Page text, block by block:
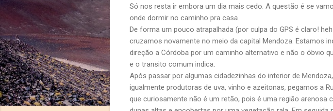
Só nos resta ir embora um dia mais cedo. A questão é se
onde dormir no caminho pra casa.
De forma um pouco atrapalhada (por culpa do GPS é claro!
cruzamos novamente no meio da capital Mendoza. Estamos
direção a Córdoba por um caminho alternativo e não o óbvio
e o transito comum indica.
Após passar por algumas cidadezinhas do interior de Mendoza,
igualmente produtoras de uva, vinho e azeitonas, pegamos a
que curiosamente não é um retão, pois é uma região arenosa